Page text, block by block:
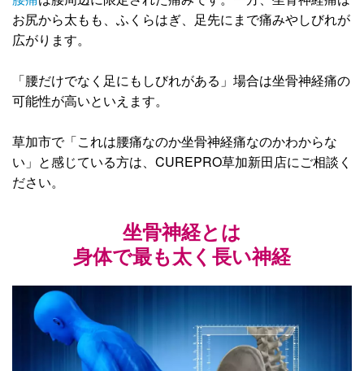
お尻から太もも、ふくらはぎ、足先にまで痛みやしびれが
広がります。
「腰だけでなく足にもしびれがある」場合は坐骨神経痛の
可能性が高いといえます。
草加市で「これは腰痛なのか坐骨神経痛なのかわからな
い」と感じている方は、CUREPRO草加新田店にご相談く
ださい。
坐骨神経とは
身体で最も太く長い神経